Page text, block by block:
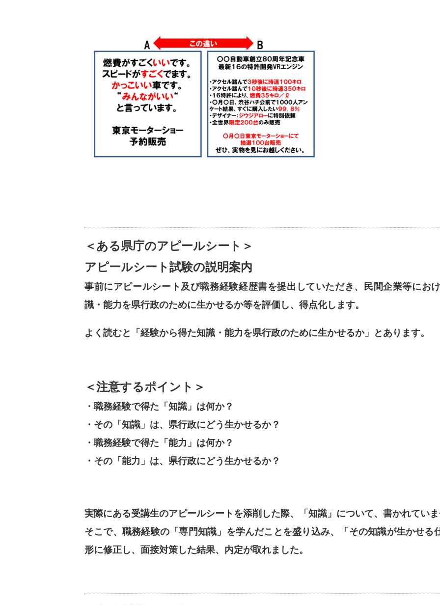
＜ある県庁のアピールシート＞
アピールシート試験の説明案内
事前にアピールシート及び職務経験経歴書を提出していただき、民間企業等にお
識・能力を県行政のために生かせるか等を評価し、得点化します。
よく読むと「経験から得た知識・能力を県行政のために生かせるか」とあります。
＜注意するポイント＞
・職務経験で得た「知識」は何か？
・その「知識」は、県行政にどう生かせるか？
・職務経験で得た「能力」は何か？
・その「能力」は、県行政にどう生かせるか？
実際にある受講生のアピールシートを添削した際、
「知識」について、書かれてい
そこで、職務経験の「専門知識」を学んだことを盛り込み、「その知識が生かせる
形に修正し、面接対策した結果、内定が取れました。